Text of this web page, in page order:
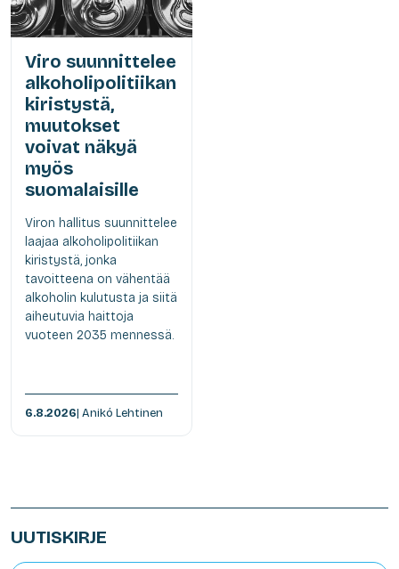
Viro suunnittelee
alkoholipolitiikan
kiristystä,
muutokset
voivat näkyä
myös
suomalaisille
Viron hallitus suunnittelee
laajaa alkoholipolitiikan
kiristystä, jonka
tavoitteena on vähentää
alkoholin kulutusta ja siitä
aiheutuvia haittoja
vuoteen 2035 mennessä.
6.8.2026| Anikó Lehtinen
UUTISKIRJE